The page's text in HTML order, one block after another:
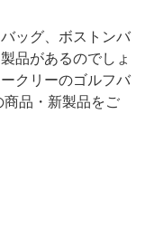
ッグ、ボストンバ
品があるのでしょ
クリーのゴルフバ
品・新製品をご